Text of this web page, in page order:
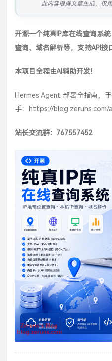
此内容根据文章生成，仅
开源一个纯真IP库在线查询系
查询、域名解析等，支持API接
本项目全程由AI辅助开发！
Hermes Agent 部署全指南，
手：
https://blog.zeruns.com/
站长交流群： 767557452